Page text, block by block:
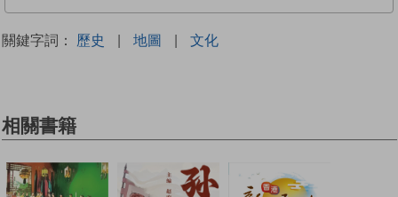
關鍵字詞： 歷史 | 地圖 | 文化
相關書籍